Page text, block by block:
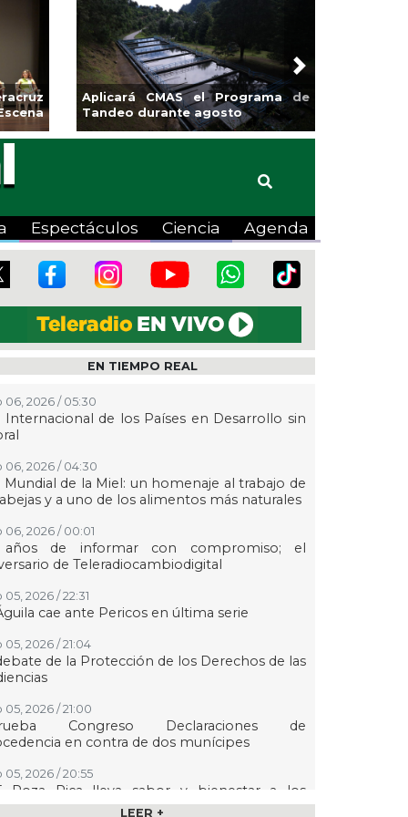
la
Continúa Coatza Vive el Verano
2026 con cine, actividades
lúdicas y expo
Next
Espectáculos Ciencia Agenda
EN TIEMPO REAL
06, 2026 / 05:30
Internacional de los Países en Desarrollo sin
06, 2026 / 04:30
Mundial de la Miel: un homenaje al trabajo de
y a uno de los alimentos más naturales
06, 2026 / 00:01
años de informar con compromiso; el
de Teleradiocambiodigital
05, 2026 / 22:31
cae ante Pericos en última serie
05, 2026 / 21:04
de la Protección de los Derechos de las
05, 2026 / 21:00
Congreso Declaraciones de
en contra de dos munícipes
05, 2026 / 20:55
Poza Rica lleva sabor y bienestar a los
mayores con "Sazón y corazón"
LEER +